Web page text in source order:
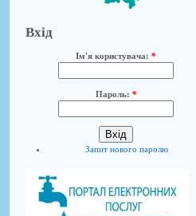
Вхід
Ім'я користувача: *
Пароль: *
Запит нового паролю